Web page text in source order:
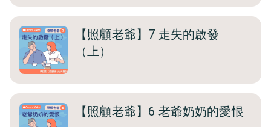
【照顧老爺】7 走失的啟發
（上）
【照顧老爺】6 老爺奶奶的愛恨